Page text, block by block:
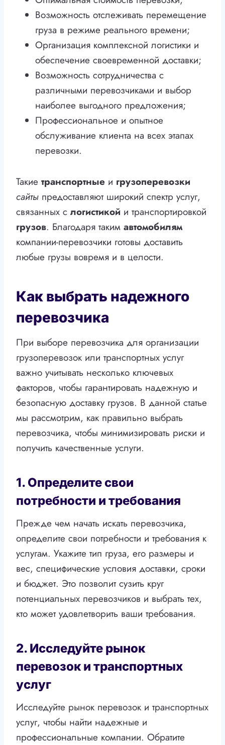
Возможность отслеживать перемещение
груза в режиме реального времени;
Организация комплексной логистики и
обеспечение своевременной доставки;
Возможность сотрудничества с
различными перевозчиками и выбор
наиболее выгодного предложения;
Профессиональное и опытное
обслуживание клиента на всех этапах
перевозки.
Такие транспортные и грузоперевозки
сайты предоставляют широкий спектр услуг,
связанных с логистикой и транспортировкой
грузов. Благодаря таким автомобилям
компании-перевозчики готовы доставить
любые грузы вовремя и в целости.
Как выбрать надежного
перевозчика
При выборе перевозчика для организации
грузоперевозок или транспортных услуг
важно учитывать несколько ключевых
факторов, чтобы гарантировать надежную и
безопасную доставку грузов. В данной статье
мы рассмотрим, как правильно выбрать
перевозчика, чтобы минимизировать риски и
получить качественные услуги.
1. Определите свои
потребности и требования
Прежде чем начать искать перевозчика,
определите свои потребности и требования к
услугам. Укажите тип груза, его размеры и
вес, специфические условия доставки, сроки
и бюджет. Это позволит сузить круг
потенциальных перевозчиков и выбрать тех,
кто может удовлетворить ваши требования.
2. Исследуйте рынок
перевозок и транспортных
услуг
Исследуйте рынок перевозок и транспортных
услуг, чтобы найти надежные и
профессиональные компании. Обратите